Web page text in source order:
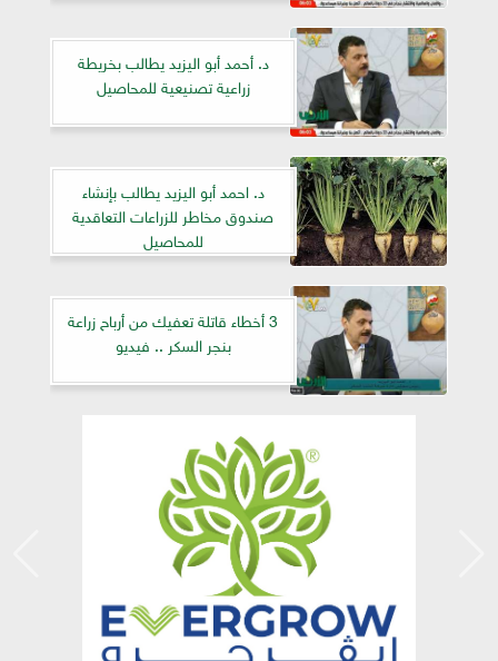
د. أحمد أبو اليزيد يطالب بخريطة
زراعية تصنيعية للمحاصيل
د. احمد أبو اليزيد يطالب بإنشاء
صندوق مخاطر للزراعات التعاقدية
للمحاصيل
3 أخطاء قاتلة تعفيك من أرباح زراعة
بنجر السكر .. فيديو